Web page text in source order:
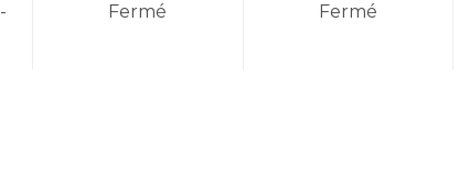
Fermé Fermé